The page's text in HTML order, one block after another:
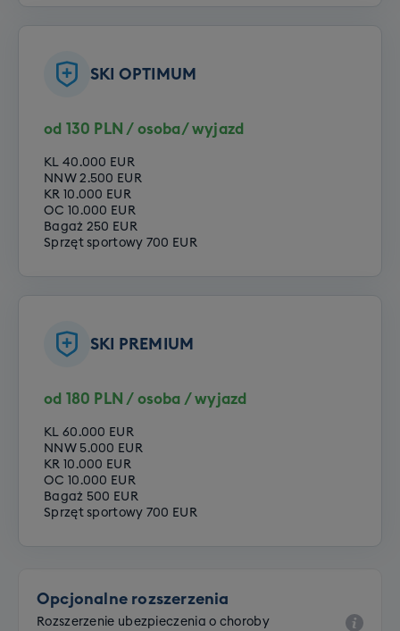
Poziom zero
Poziom zaawansowany
SKI OPTIMUM
od 130 PLN / osoba/ wyjazd
KL 40.000 EUR
NNW 2.500 EUR
KR 10.000 EUR
OC 10.000 EUR
Bagaż 250 EUR
Sprzęt sportowy 700 EUR
SKI PREMIUM
od 180 PLN / osoba / wyjazd
KL 60.000 EUR
NNW 5.000 EUR
KR 10.000 EUR
OC 10.000 EUR
Bagaż 500 EUR
Sprzęt sportowy 700 EUR
Opcjonalne rozszerzenia
Rozszerzenie ubezpieczenia o choroby